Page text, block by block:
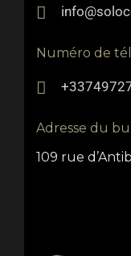
Numéro de
Adresse du
109 rue